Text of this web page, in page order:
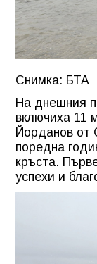
Снимка: БТА
На днешния
включиха 11
Йорданов от
поредна
кръста.
успехи и